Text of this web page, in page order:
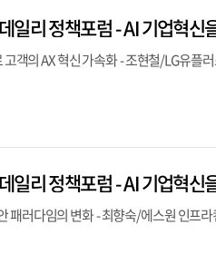
일리 정책포럼 - AI 기업혁신
객의 AX 혁신 가속화 - 조현철/LG유플
일리 정책포럼 - AI 기업혁신
패러다임의 변화 - 최향숙/에스원 인프